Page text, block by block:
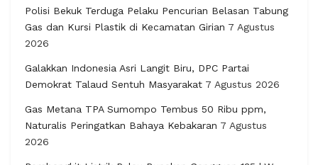
Polisi Bekuk Terduga Pelaku Pencurian Belasan Tabung
Gas dan Kursi Plastik di Kecamatan Girian 7 Agustus
2026
Galakkan Indonesia Asri Langit Biru, DPC Partai
Demokrat Talaud Sentuh Masyarakat 7 Agustus 2026
Gas Metana TPA Sumompo Tembus 50 Ribu ppm,
Naturalis Peringatkan Bahaya Kebakaran 7 Agustus
2026